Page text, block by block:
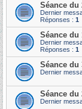
Séance du
Dernier
Réponses : 1
Séance du
Dernier
Réponses : 1
Séance du
Dernier
Séance du
Dernier